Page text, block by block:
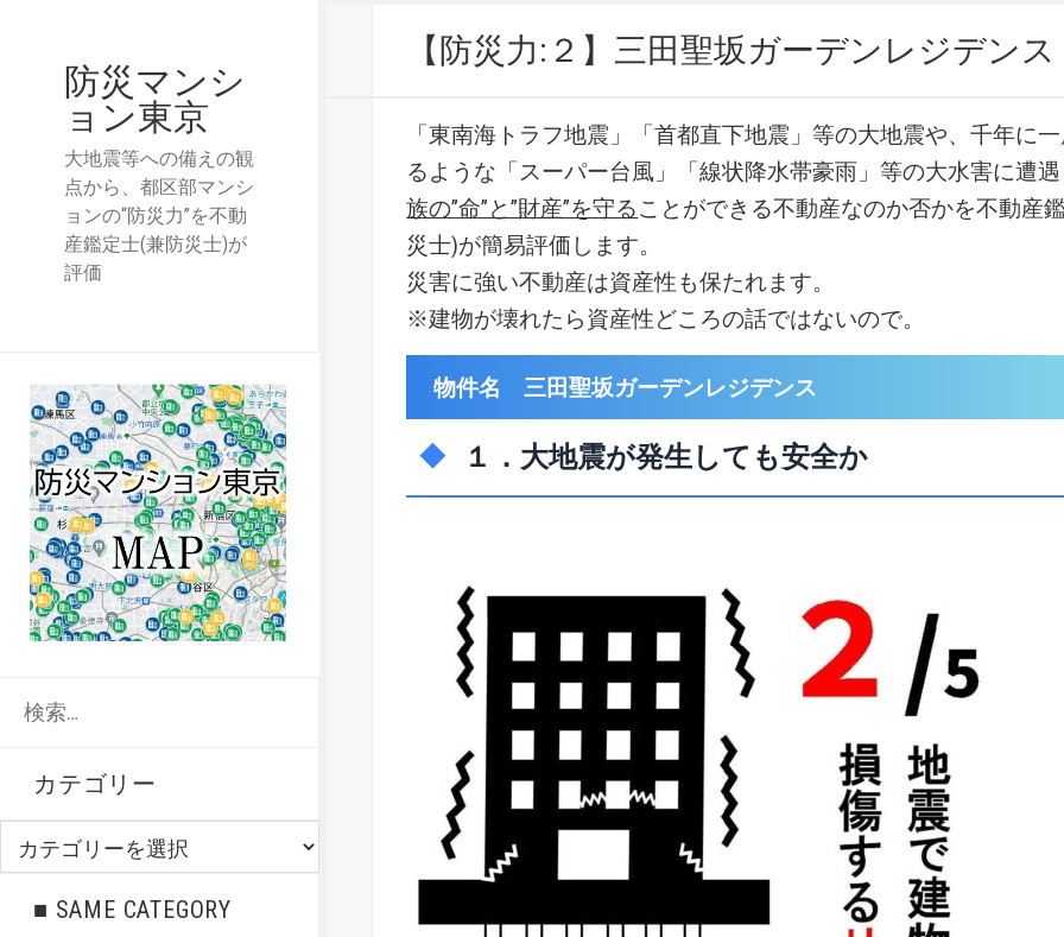
防災マンシ
ョン東京
大地震等への備えの観
点から、都区部マンシ
ョンの“防災力”を不動
産鑑定士(兼防災士)が
評価
カテゴリー
■ SAME CATEGORY
【防災力:２】三田聖坂ガーデンレジデンス
「東南海トラフ地震」「首都直下地震」等の大地震や、千年に
るような「スーパー台風」「線状降水帯豪雨」等の大水害に遭
族の”命”と”財産”を守ることができる不動産なのか否かを不動産
災士)が簡易評価します。
災害に強い不動産は資産性も保たれます。
※建物が壊れたら資産性どころの話ではないので。
物件名 三田聖坂ガーデンレジデンス
１．大地震が発生しても安全か